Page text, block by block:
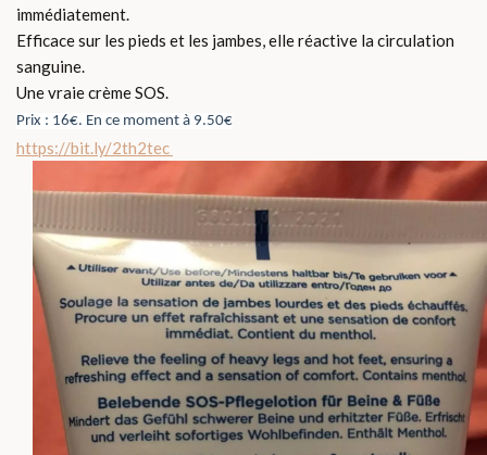
immédiatement.
Efficace sur les pieds et les jambes, elle réactive la circulation
sanguine.
Une vraie crème SOS.
Prix : 16€. En ce moment à 9.50€
https://bit.ly/2th2tec